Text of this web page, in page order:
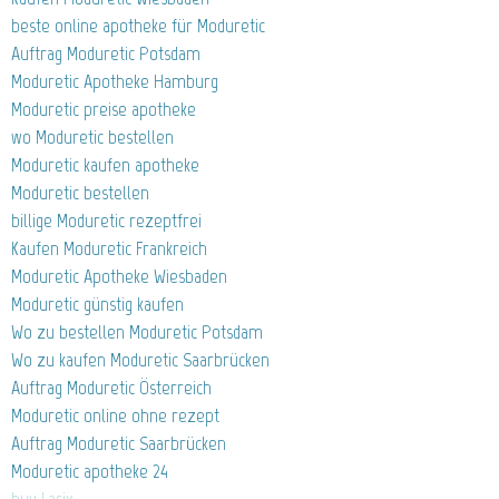
beste online apotheke für Moduretic
Auftrag Moduretic Potsdam
Moduretic Apotheke Hamburg
Moduretic preise apotheke
wo Moduretic bestellen
Moduretic kaufen apotheke
Moduretic bestellen
billige Moduretic rezeptfrei
Kaufen Moduretic Frankreich
Moduretic Apotheke Wiesbaden
Moduretic günstig kaufen
Wo zu bestellen Moduretic Potsdam
Wo zu kaufen Moduretic Saarbrücken
Auftrag Moduretic Österreich
Moduretic online ohne rezept
Auftrag Moduretic Saarbrücken
Moduretic apotheke 24